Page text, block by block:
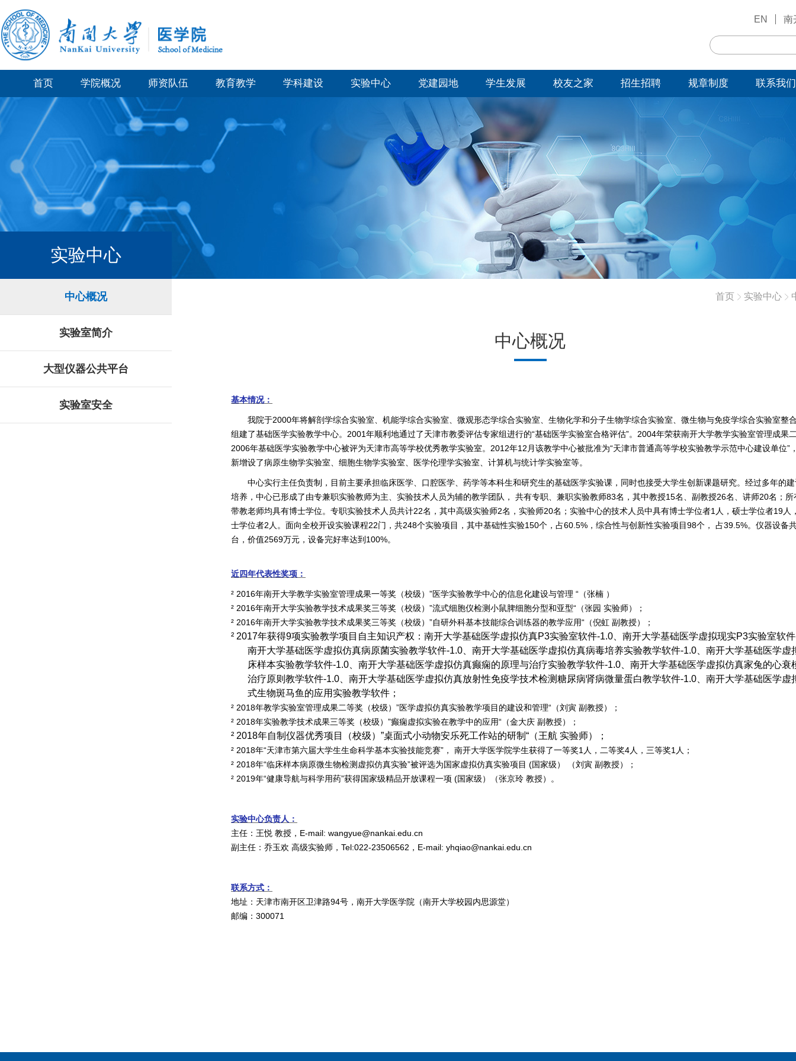
EN 南
首页 学院概况 师资队伍 教育教学 学科建设 实验中心 党建园地 学生发展 校友之家 招生招聘 规章制度 联系我们
实验中心
中心概况
实验室简介
大型仪器公共平台
实验室安全
首页 实验中心
中心概况
基本情况：
我院于2000年将解剖学综合实验室、机能学综合实验室、微观形态学综合实验室、生物化学和分子生物学综合实验室、微生物与免疫学综合实验室整
组建了基础医学实验教学中心。 2001年顺利地通过了天津市教委评估专家组进行的“基础医学实验室合格评估”。 2004年荣获南开大学教学实验室管理成果
2006年基础医学实验教学中心被评为天津市高等学校优秀教学实验室。 2012年12 月该教学中心被批准为“天津市普通高等学校实验教学示范中心建设单位”
新增设了病原生物学实验室、细胞生物学实验室、医学伦理学实验室、计算机与统计学实验室等。
中心实行主任负责制，目前主要承担临床医学、口腔医学、药学等本科生和研究生的基础医学实验课，同时也接受大学生创新课题研究。经过多年的
培养，中心已形成了由专兼职实验教师为主、实验技术人员为辅的教学团队， 共有专职、兼职实验教师83名，其中教授15名、副教授26名、讲师20名；所
带教老师均具有博士学位。专职实验技术人员共计22名，其中高级实验师2名，实验师20名；实验中心的技术人员中具有博士学位者1 人，硕士学位者19人
士学位者2 人。面向全校开设实验课程22门，共248个实验项目，其中基础性实验150个，占60.5% ，综合性与创新性实验项目98个， 占39.5%。仪器设备
台，价值2569万元，设备完好率达到 100%。
近四年代表性奖项：
² 2016年南开大学教学实验室管理成果一等奖（校级）”医学实验教学中心的信息化建设与管理 “（张楠 ）
² 2016年南开大学实验教学技术成果奖三等奖（校级）”流式细胞仪检测小鼠脾细胞分型和亚型“（张园 实验师）；
² 2016年南开大学实验教学技术成果奖三等奖（校级）”自研外科基本技能综合训练器的教学应用“（倪虹 副教授）；
² 2017年获得9项实验教学项目自主知识产权：南开大学基础医学虚拟仿真P3实验室软件-1.0 、南开大学基础医学虚拟现实P3实验室软件
南开大学基础医学虚拟仿真病原菌实验教学软件-1.0 、南开大学基础医学虚拟仿真病毒培养实验教学软件-1.0 、南开大学基础医学虚
床样本实验教学软件-1.0 、南开大学基础医学虚拟仿真癫痫的原理与治疗实验教学软件-1.0 、南开大学基础医学虚拟仿真家兔的心衰
治疗原则教学软件-1.0 、南开大学基础医学虚拟仿真放射性免疫学技术检测糖尿病肾病微量蛋白教学软件-1.0 、南开大学基础医学虚
式生物斑马鱼的应用实验教学软件；
² 2018年教学实验室管理成果二等奖（校级）”医学虚拟仿真实验教学项目的建设和管理“（刘寅 副教授）；
² 2018年实验教学技术成果三等奖（校级）”癫痫虚拟实验在教学中的应用“ （金大庆 副教授）；
² 2018年自制仪器优秀项目（校级）”桌面式小动物安乐死工作站的研制“（王航 实验师）；
² 2018年“天津市第六届大学生生命科学基本实验技能竞赛”， 南开大学医学院学生获得了一等奖1 人，二等奖4人，三等奖1 人；
² 2018年“临床样本病原微生物检测虚拟仿真实验”被评选为国家虚拟仿真实验项目 (国家级） （刘寅 副教授）；
² 2019年“健康导航与科学用药”获得国家级精品开放课程一项 (国家级）（张京玲 教授）。
实验中心负责人：
主任：王悦 教授， E-mail: wangyue@nankai.edu.cn
副主任：乔玉欢 高级实验师， Tel:022-23506562 ， E-mail: yhqiao@nankai.edu.cn
联系方式：
地址：天津市南开区卫津路94号，南开大学医学院（南开大学校园内思源堂）
邮编： 300071